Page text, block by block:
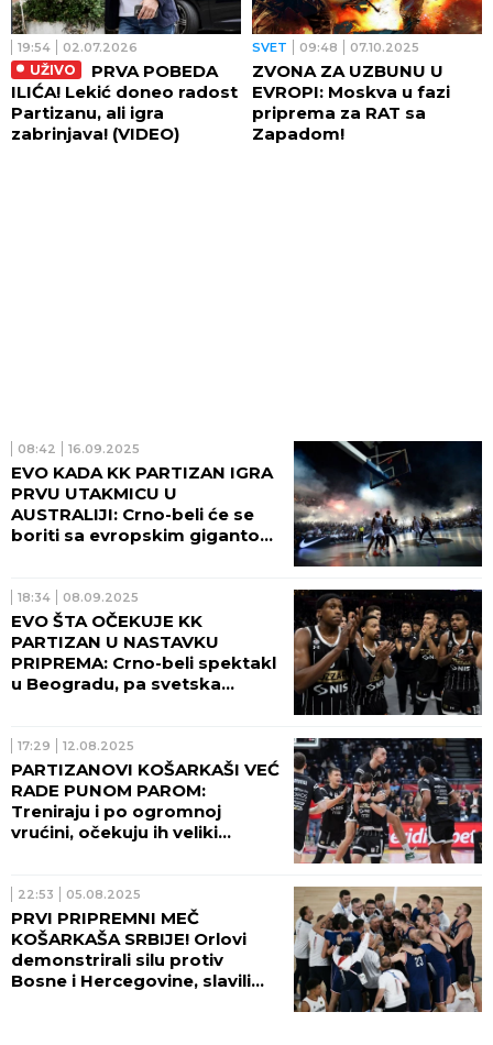
19:54 02.07.2026
UŽIVO
PRVA POBEDA
ILIĆA! Lekić doneo radost
Partizanu, ali igra
zabrinjava! (VIDEO)
SVET 09:48 07.10.2025
ZVONA ZA UZBUNU U
EVROPI: Moskva u fazi
priprema za RAT sa
Zapadom!
08:42 16.09.2025
EVO KADA KK PARTIZAN IGRA
PRVU UTAKMICU U
AUSTRALIJI: Crno-beli će se
boriti sa evropskim gigantom,
18:34 08.09.2025
EVO ŠTA OČEKUJE KK
PARTIZAN U NASTAVKU
PRIPREMA: Crno-beli spektakl
u Beogradu, pa svetska
17:29 12.08.2025
PARTIZANOVI KOŠARKAŠI VEĆ
RADE PUNOM PAROM:
Treniraju i po ogromnoj
vrućini, očekuju ih veliki
22:53 05.08.2025
PRVI PRIPREMNI MEČ
KOŠARKAŠA SRBIJE! Orlovi
demonstrirali silu protiv
Bosne i Hercegovine, slavili